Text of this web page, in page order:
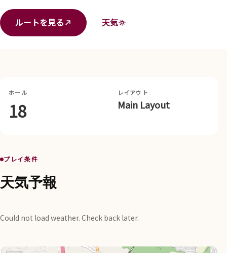
ルートを見る 天気
ホール
18
レイアウト
Main Layout
プレイ条件
天気予報
Could not load weather. Check back later.